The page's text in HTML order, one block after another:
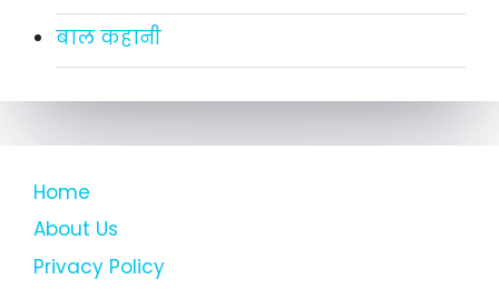
बाल कहानी
Home
About Us
Privacy Policy